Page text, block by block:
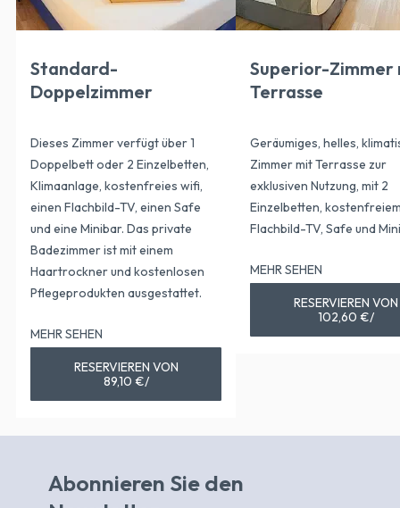
Standard-
Doppelzimmer
Dieses Zimmer verfügt über 1
Doppelbett oder 2 Einzelbetten,
Klimaanlage, kostenfreies wifi,
einen Flachbild-TV, einen Safe
und eine Minibar. Das private
Badezimmer ist mit einem
Haartrockner und kostenlosen
Pflegeprodukten ausgestattet.
MEHR SEHEN
RESERVIEREN VON
89,10 €/
Superior-Zimmer
Terrasse
Geräumiges, helles,
Zimmer mit Terrasse zur
exklusiven Nutzung, mit 2
Einzelbetten,
Flachbild-TV, Safe und
MEHR SEHEN
RESERVIEREN VON
102,60 €/
Abonnieren Sie den